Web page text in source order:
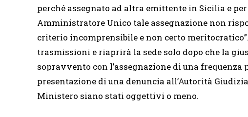
perché assegnato ad altra emittente in Sicilia e
Amministratore Unico tale assegnazione non
criterio incomprensibile e non certo
trasmissioni e riaprirà la sede solo dopo che la
sopravvento con l’assegnazione di una
presentazione di una denuncia all’Autorità
Ministero siano stati oggettivi o meno.